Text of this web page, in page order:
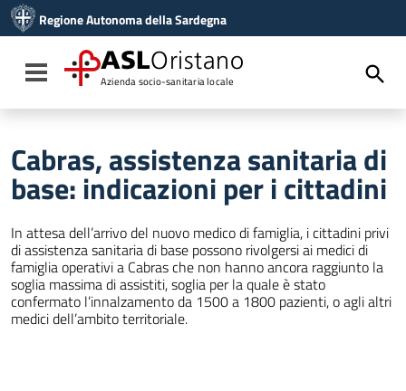
Vai al menu di navigazione
Vai al footer
Regione Autonoma della Sardegna
Toggle navigation
ASLOristano
Azienda socio-sanitaria locale
Cabras, assistenza sanitaria di
base: indicazioni per i cittadini
In attesa dell’arrivo del nuovo medico di famiglia, i cittadini privi
di assistenza sanitaria di base possono rivolgersi ai medici di
famiglia operativi a Cabras che non hanno ancora raggiunto la
soglia massima di assistiti, soglia per la quale è stato
confermato l’innalzamento da 1500 a 1800 pazienti, o agli altri
medici dell’ambito territoriale.